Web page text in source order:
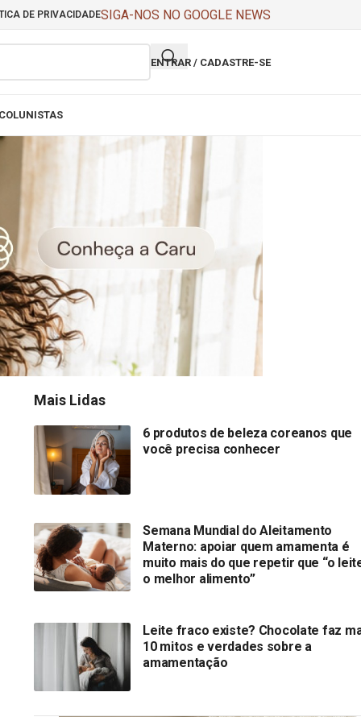
DE PRIVACIDADESIGA-NOS NO GOOGLE NEWS
ENTRAR / CADASTRE-SE
Mais Lidas
6 produtos de beleza coreanos que
você precisa conhecer
Semana Mundial do Aleitamento
Materno: apoiar quem amamenta é
muito mais do que repetir que “o
o melhor alimento”
Leite fraco existe? Chocolate faz
10 mitos e verdades sobre a
amamentação